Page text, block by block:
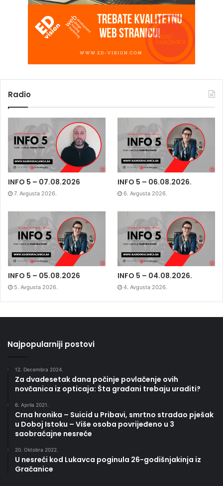
Radio
INFO 5 – 07.08.2026
7. Avgusta 2026.
INFO 5 – 06.08.2026.
6. Avgusta 2026.
INFO 5 – 05.08.2026
5. Avgusta 2026.
INFO 5 – 04.08.2026.
4. Avgusta 2026.
Najpopularniji postovi
12. Decembra 2024.
Za dvadesetak dana počinje povlačenje ovih
novčanica iz opticaja: Šta građani trebaju uraditi?
6. Aprila 2021.
Crna hronika – Suicid u Pribavi, smrtno stradao pješak
u Doboj Istoku – Više osoba povrijeđeno u 3
saobraćajne nesreće
20. Oktobra 2022.
U nesreći kod Lukavca poginula 26-godišnjakinja iz
Gračanice